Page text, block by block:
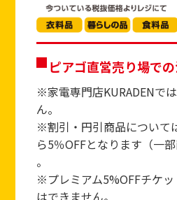
ピアゴ直営売り場で
※家電専門店KURADENで
ん。
※割引・円引商品について
ら5％OFFとなります（一部
。
※プレミアム5%OFFチケ